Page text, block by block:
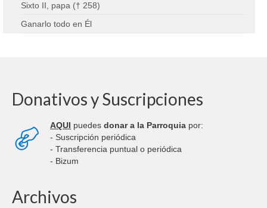
Sixto II, papa († 258)
Ganarlo todo en Él
Donativos y Suscripciones
AQUI puedes donar a la Parroquia por:
- Suscripción periódica
- Transferencia puntual o periódica
- Bizum
Archivos